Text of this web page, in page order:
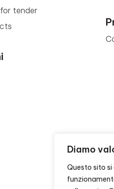
Diamo
Questo sito si
tender